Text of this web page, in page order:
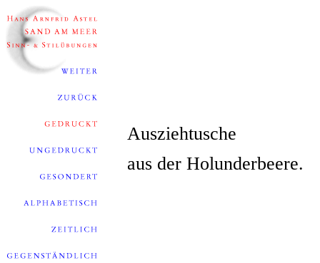
Ausziehtusche
aus der Holunderbeere.